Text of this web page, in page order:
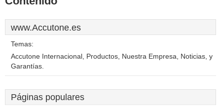
www.Accutone.es
Temas:
Accutone Internacional, Productos, Nuestra Empresa, Noticias, y
Garantías.
Páginas populares